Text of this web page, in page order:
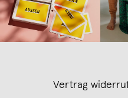
Vertrag